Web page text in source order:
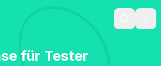
Search
für Tester